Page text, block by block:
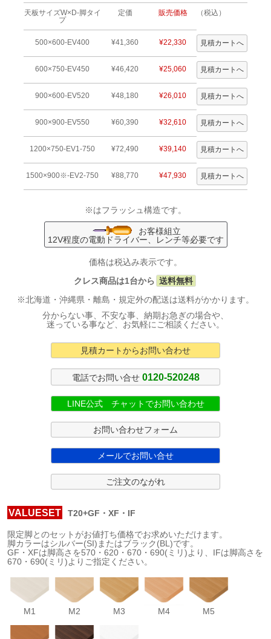
天板サイズW×D-脚タイ
プ
定価 販売価格 （税込）
500×600-EV400 ¥41,360 ¥22,330
600×750-EV450 ¥46,420 ¥25,060
900×600-EV520 ¥48,180 ¥26,010
900×900-EV550 ¥60,390 ¥32,610
1200×750-EV1-750 ¥72,490 ¥39,140
1500×900※-EV2-750 ¥88,770 ¥47,930
※はフラッシュ構造です。
お客様組立
12V程度の電動ドライバー、レンチ等必要です
価格は税込み表示です。
クレス商品は1台から 送料無料
※北海道・沖縄県・離島・規定外の配送は送料がかかります。
分からない事、不安な事、納期お急ぎの場合や、
迷っている事など、お気軽にご相談ください。
見積カートからお問い合わせ
電話でお問い合せ 0120-520248
LINE公式 チャットでお問い合わせ
お問い合わせフォーム
メールでお問い合せ
ご注文のながれ
VALUESET T20+GF・XF・IF
限定脚とのセットがお値打ち価格でお求めいただけます。
脚カラーはシルバー(SI)またはブラック(BL)です。
GF・XFは脚高さを570・620・670・690(ミリ)より、IFは脚高さを
670・690(ミリ)よりご指定ください。
M1 M2 M3 M4 M5